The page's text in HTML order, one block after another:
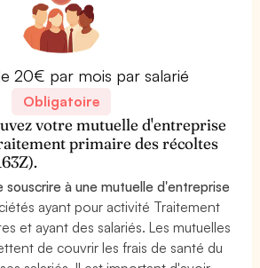
20€ par mois par salarié
Obligatoire
votre mutuelle d'entreprise
primaire des récoltes
souscrire à une mutuelle d'entreprise
ayant pour activité Traitement
et ayant des salariés. Les mutuelles
de couvrir les frais de santé du